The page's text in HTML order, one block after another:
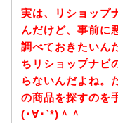
実は、リショップ
んだけど、事前に
調べておきたいん
ちリショップナビ
らないんだよね。
の商品を探すのを
(･∀･`*)＾＾